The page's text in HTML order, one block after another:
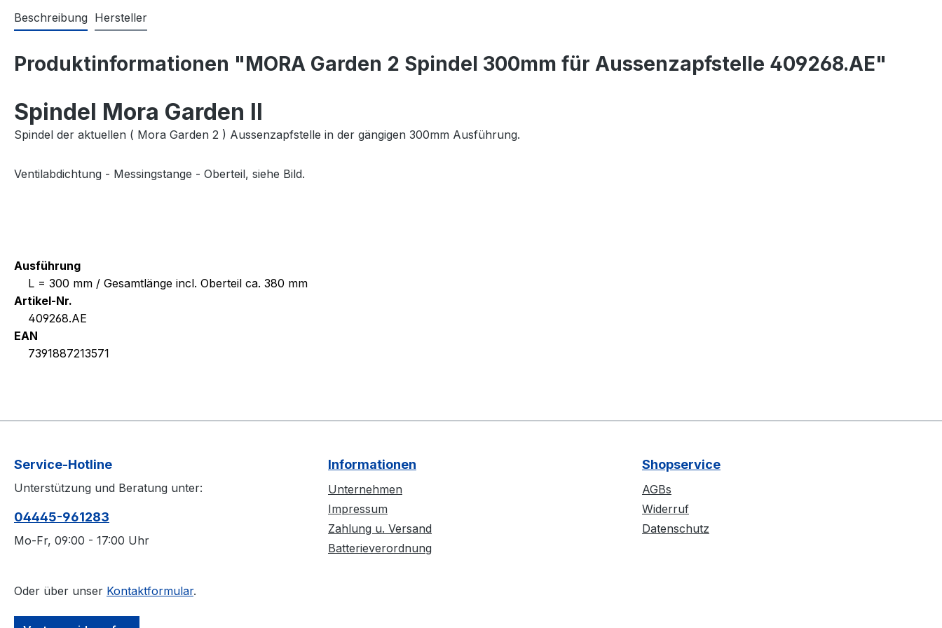
Beschreibung Hersteller
Produktinformationen "MORA Garden 2 Spindel 300mm für Aussenzapfstelle 409268.AE"
Spindel Mora Garden II
Spindel der aktuellen ( Mora Garden 2 ) Aussenzapfstelle in der gängigen 300mm Ausführung.
Ventilabdichtung - Messingstange - Oberteil, siehe Bild.
Ausführung
L = 300 mm / Gesamtlänge incl. Oberteil ca. 380 mm
Artikel-Nr.
409268.AE
EAN
7391887213571
Service-Hotline
Unterstützung und Beratung unter:
04445-​961283
Mo-Fr, 09:00 - 17:00 Uhr
Oder über unser Kontaktformular.
Informationen
Unternehmen
Impressum
Zahlung u. Versand
Batterieverordnung
Shopservice
AGBs
Widerruf
Datenschutz